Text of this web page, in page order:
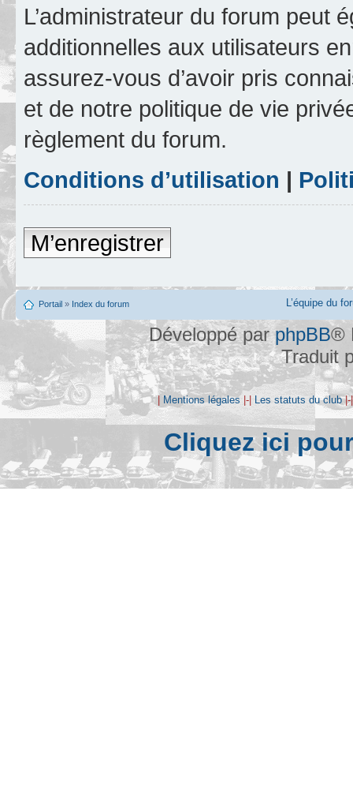
L’administrateur du forum peut
additionnelles aux utilisateurs
assurez-vous d’avoir pris
et de notre politique de vie
règlement du forum.
Conditions d’utilisation |
M’enregistrer
Portail » Index du forum L’équipe du
Développé parphpBB®
Traduit
| Mentions légales |-| Les statuts du club
Cliquez ici